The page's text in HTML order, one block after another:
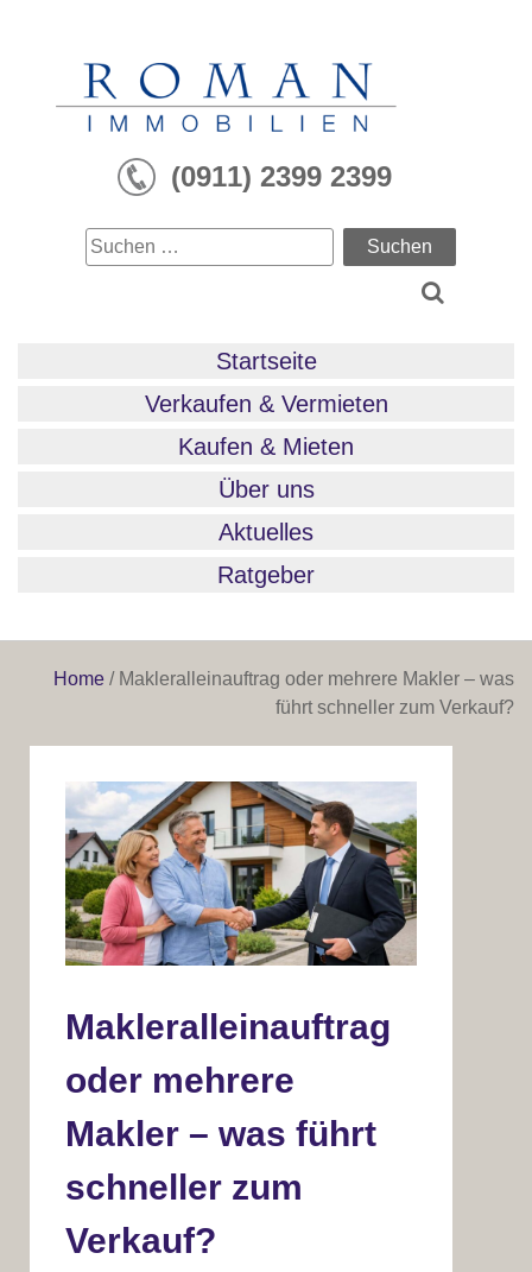
(0911) 2399 2399
Suchen
nach:
Startseite
Verkaufen & Vermieten
Kaufen & Mieten
Über uns
Aktuelles
Ratgeber
Home /Makleralleinauftrag oder mehrere Makler – was
führt schneller zum Verkauf?
Makleralleinauftrag
oder mehrere
Makler – was führt
schneller zum
Verkauf?